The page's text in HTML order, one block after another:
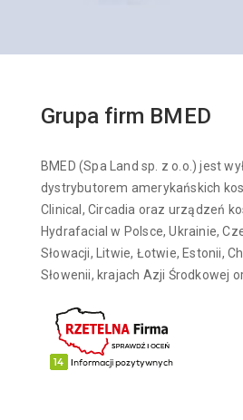
Grupa firm BMED
BMED (Spa Land sp. z o.o.) jest
dystrybutorem amerykańskich
Clinical, Circadia oraz urządzeń
Hydrafacial w Polsce, Ukrainie,
Słowacji, Litwie, Łotwie, Estonii,
Słowenii, krajach Azji Środkowej